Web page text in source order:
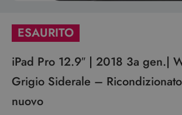
ESAURITO
iPad Pro 12.9″ | 2018 3a gen.|
Grigio Siderale –
nuovo